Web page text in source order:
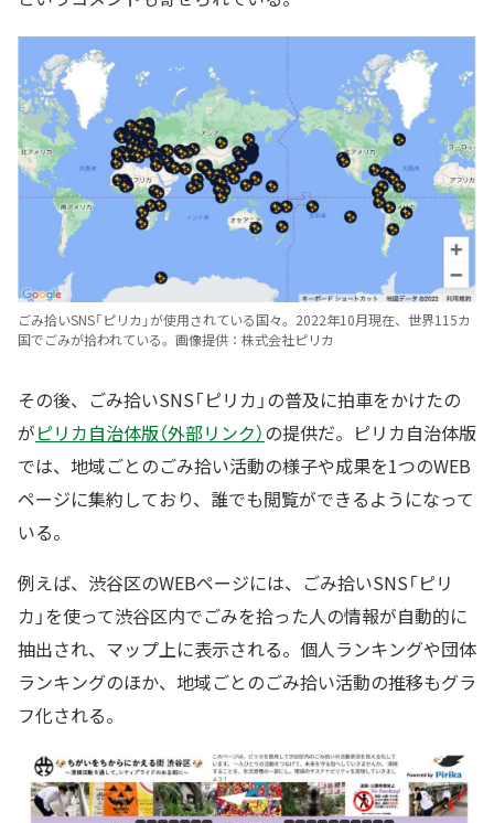
ごみ拾いSNS「ピリカ」が使用されている国々。2022年10月現在、世界115カ
国でごみが拾われている。画像提供：株式会社ピリカ
その後、ごみ拾いSNS「ピリカ」の普及に拍車をかけたの
がピリカ自治体版（外部リンク）の提供だ。ピリカ自治体版
では、地域ごとのごみ拾い活動の様子や成果を1つのWEB
ページに集約しており、誰でも閲覧ができるようになって
いる。
例えば、渋谷区のWEBページには、ごみ拾いSNS「ピリ
カ」を使って渋谷区内でごみを拾った人の情報が自動的に
抽出され、マップ上に表示される。個人ランキングや団体
ランキングのほか、地域ごとのごみ拾い活動の推移もグラ
フ化される。